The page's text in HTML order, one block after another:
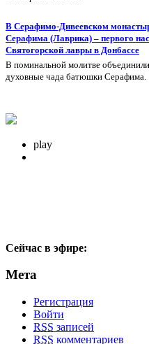
В Серафимо-Дивеевском
Серафима (Лаврика) – первого
Святогорской лавры в Донбассе
В поминальной молитве
духовные чада батюшки Серафима.
play
Сейчас в эфире:
Мета
Регистрация
Войти
RSS записей
RSS комментариев